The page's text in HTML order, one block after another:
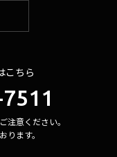
こちら
注意ください。
ります。